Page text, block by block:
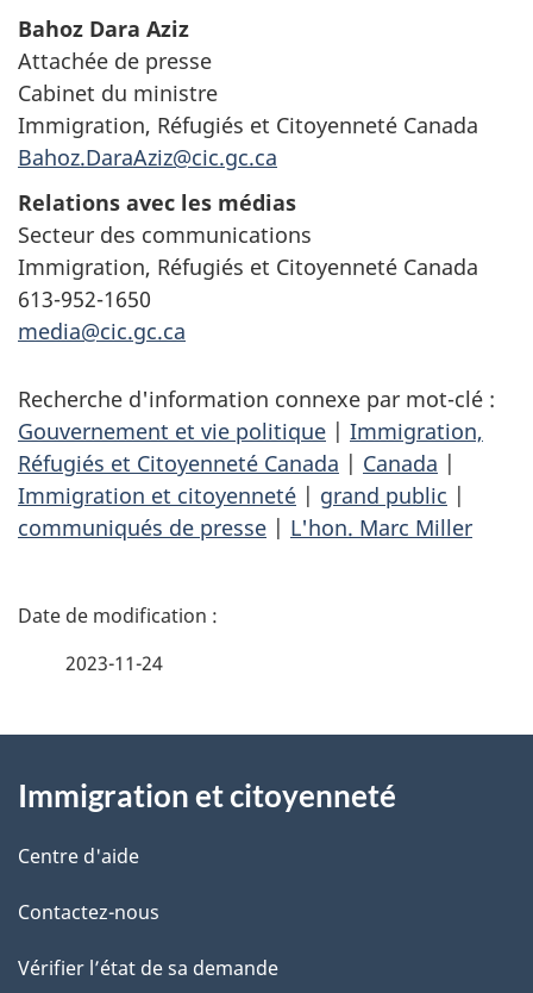
Bahoz Dara Aziz
Attachée de presse
Cabinet du ministre
Immigration, Réfugiés et Citoyenneté Canada
Bahoz.DaraAziz@cic.gc.ca
Relations avec les médias
Secteur des communications
Immigration, Réfugiés et Citoyenneté Canada
613-952-1650
media@cic.gc.ca
Recherche d'information connexe par mot-clé :
Gouvernement et vie politique | Immigration,
Réfugiés et Citoyenneté Canada | Canada |
Immigration et citoyenneté | grand public |
communiqués de presse | L'hon. Marc Miller
D
i
l
s
d
2023-11-24
propos
de
ce
site
Immigration et citoyenneté
Centre d'aide
Contactez-nous
Vérifier l’état de sa demande